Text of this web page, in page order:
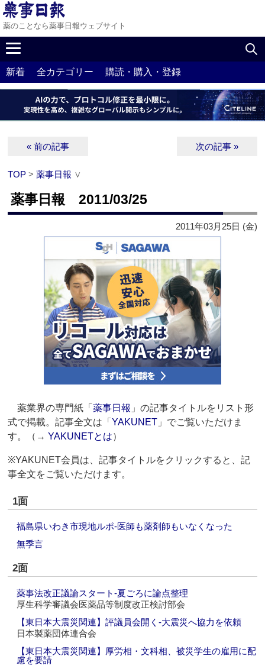
薬のことなら薬事日報ウェブサイト
新着 全カテゴリー 購読・購入・登録
« 前の記事 次の記事 »
TOP >薬事日報 ∨
薬事日報 2011/03/25
2011年03月25日 (金)
薬業界の専門紙「薬事日報 」の記事タイトルをリスト形
式で掲載。記事全文は「YAKUNET 」でご覧いただけま
す。（→YAKUNETとは）
※YAKUNET会員は、記事タイトルをクリックすると、記
事全文をご覧いただけます。
1面
福島県いわき市現地ルポ‐医師も薬剤師もいなくなった
無季言
2面
薬事法改正議論スタート‐夏ごろに論点整理
厚生科学審議会医薬品等制度改正検討部会
【東日本大震災関連】評議員会開く‐大震災へ協力を依頼
日本製薬団体連合会
【東日本大震災関連】厚労相・文科相、被災学生の雇用に配
慮を要請